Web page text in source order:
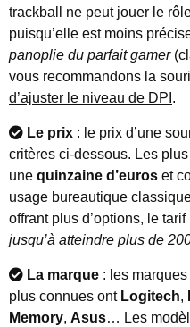
trackball ne peut jouer le
puisqu’elle est moins
panoplie du parfait gamer
vous recommandons la
d’ajuster le niveau de DPI .
Le prix : le prix d’une
critères ci-dessous. Les
une quinzaine d’euros et
usage bureautique
offrant plus d’options, le
jusqu’à atteindre plus de
La marque : les
plus connues ont Logitech,
Memory, Asus… Les